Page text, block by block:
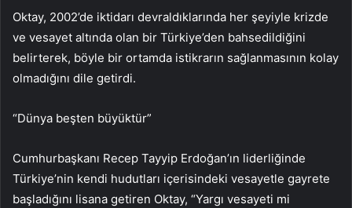
Oktay, 2002’de iktidarı devraldıklarında her şeyiyle krizde
ve vesayet altında olan bir Türkiye’den bahsedildiğini
belirterek, böyle bir ortamda istikrarın sağlanmasının kolay
olmadığını dile getirdi.
“Dünya beşten büyüktür”
Cumhurbaşkanı Recep Tayyip Erdoğan’ın liderliğinde
Türkiye’nin kendi hudutları içerisindeki vesayetle gayrete
başladığını lisana getiren Oktay, “Yargı vesayeti mi